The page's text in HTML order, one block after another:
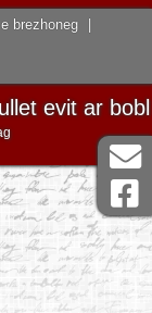
brezhoneg
evit ar bobl